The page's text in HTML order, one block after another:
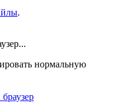
.
нормальную